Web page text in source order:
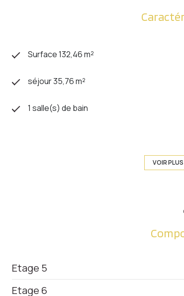
Surface 132,46 m²
séjour 35,76 m²
1 salle(s) de bain
Chauffage trad_format_chauff_urbain :
interphone
VOIR
Etage 5
Etage 6